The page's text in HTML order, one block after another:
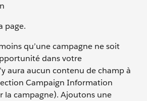
page.
qu’une campagne ne soit
dans votre
aura aucun contenu de champ à
Campaign Information
la campagne). Ajoutons une